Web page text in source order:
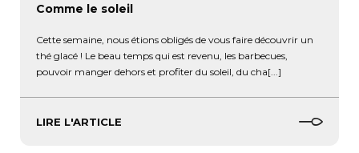
Comme le soleil
Cette semaine, nous étions obligés de vous faire découvrir un
thé glacé ! Le beau temps qui est revenu, les barbecues,
pouvoir manger dehors et profiter du soleil, du cha[...]
LIRE L'ARTICLE